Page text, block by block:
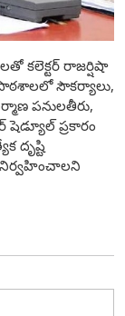
కలెక్టర్ రాజర్షిషా
సౌకర్యాలు,
పనులతీరు,
ప్రకారం
దృష్టి